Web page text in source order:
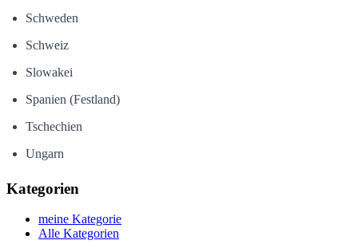
Schweden
Schweiz
Slowakei
Spanien (Festland)
Tschechien
Ungarn
Kategorien
meine Kategorie
Alle Kategorien